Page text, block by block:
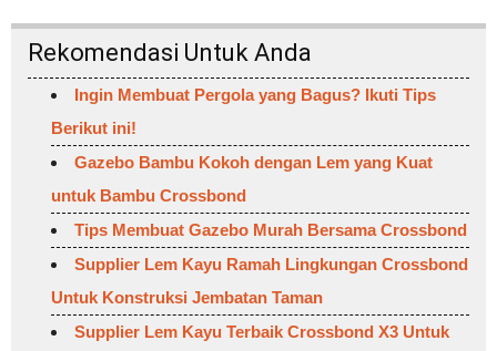
Rekomendasi Untuk Anda
Ingin Membuat Pergola yang Bagus? Ikuti Tips
Berikut ini!
Gazebo Bambu Kokoh dengan Lem yang Kuat
untuk Bambu Crossbond
Tips Membuat Gazebo Murah Bersama Crossbond
Supplier Lem Kayu Ramah Lingkungan Crossbond
Untuk Konstruksi Jembatan Taman
Supplier Lem Kayu Terbaik Crossbond X3 Untuk